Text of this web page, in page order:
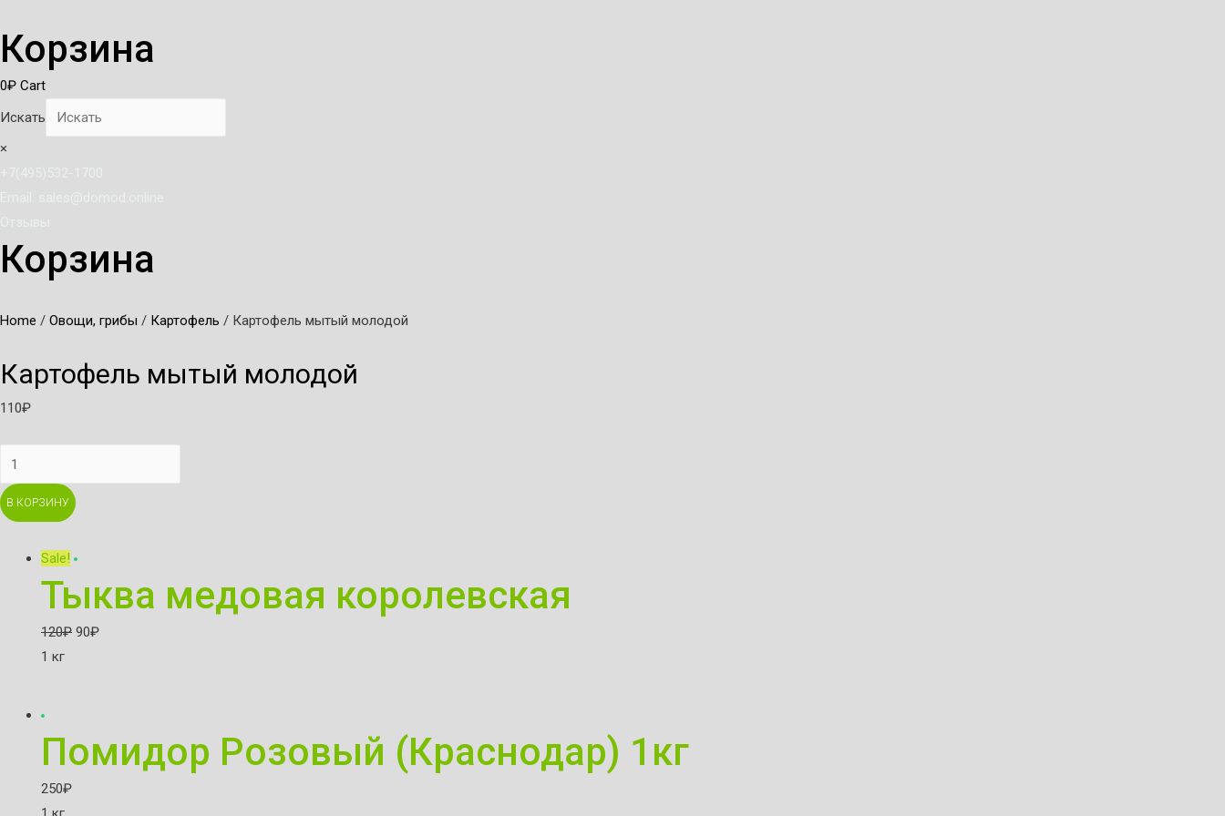
Корзина
0₽ Cart
Искать
×
Корзина
Home / Овощи, грибы / Картофель / Картофель мытый молодой
Картофель мытый молодой
110₽
Картофель
мытый
молодой
В КОРЗИНУ
Sale!
Тыква медовая королевская
120₽ 90₽
1 кг
Помидор Розовый (Краснодар) 1кг
250₽